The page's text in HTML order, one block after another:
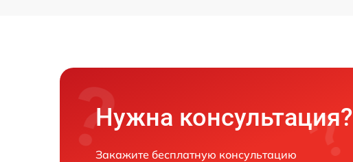
Нужна консультация?
Закажите бесплатную консультацию